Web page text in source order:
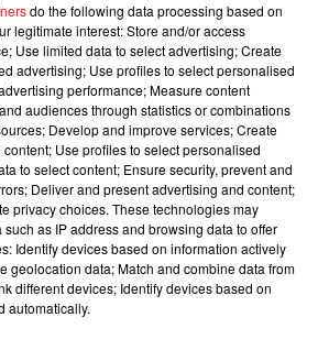
do the following data processing based on
legitimate interest: Store and/or access
Use limited data to select advertising; Create
advertising; Use profiles to select personalised
performance; Measure content
audiences through statistics or combinations
Develop and improve services; Create
Use profiles to select personalised
to select content; Ensure security, prevent and
Deliver and present advertising and content;
privacy choices. These technologies may
as IP address and browsing data to offer
Identify devices based on information actively
geolocation data; Match and combine data from
different devices; Identify devices based on
automatically.